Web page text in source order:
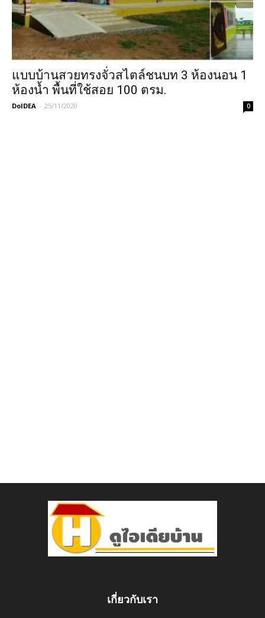
แบบบ้านสวยทรงจั่วสไตล์ชนบท 3 ห้องนอน 1
ห้องน้ำ พื้นที่ใช้สอย 100 ตรม.
DoIDEA - 25/11/2020 0
เกี่ยวกับเรา